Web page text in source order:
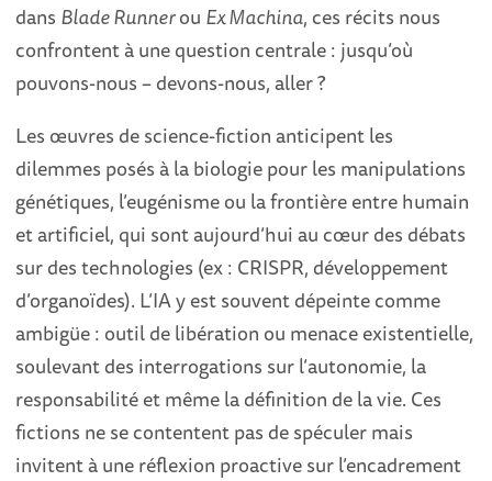
dans Blade Runnerou Ex Machina, ces récits nous
confrontent à une question centrale : jusqu’où
pouvons-nous – devons-nous, aller ?
Les œuvres de science-fiction anticipent les
dilemmes posés à la biologie pour les manipulations
génétiques, l’eugénisme ou la frontière entre humain
et artificiel, qui sont aujourd’hui au cœur des débats
sur des technologies (ex : CRISPR, développement
d’organoïdes). L’IA y est souvent dépeinte comme
ambigüe : outil de libération ou menace existentielle,
soulevant des interrogations sur l’autonomie, la
responsabilité et même la définition de la vie. Ces
fictions ne se contentent pas de spéculer mais
invitent à une réflexion proactive sur l’encadrement